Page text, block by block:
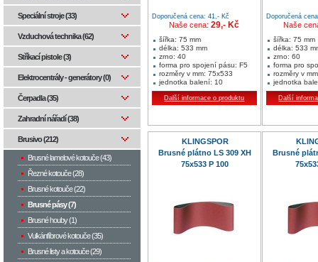
Doporučená cena: 41,- Kč
Naše cena:29,- Kč
šířka: 75 mm
délka: 533 mm
zrno: 40
forma pro spojení pásu: F5
rozměry v mm: 75x533
jednotka balení: 10
min. množství: 10 ks
Oblast použití:
dřevo
neželezné kovy
Další informace o produktu
Doporučená
Naše
šířka: 75 mm
délka: 533
zrno: 60
forma pro
rozměry v
jednotka
min.
Oblast použití:
dřevo
neželezné
Další
KLINGSPOR
Brusné plátno LS 309 XH
75x533 P 100
Brusné
Speciální stroje (33)
Vzduchová technika (62)
Stříkací pistole (3)
Elektrocentrály - generátory (0)
Čerpadla (35)
Zahradní nářadí (38)
Brusivo (212)
Brusné lamelové kotouče (43)
Řezné kotouče (28)
Brusné kotouče (22)
Brusné pásy (7)
Brusné houby (1)
Vulkánfíbrové kotouče (35)
Brusné listy a kotouče (29)